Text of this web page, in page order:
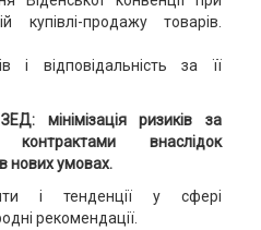
купівлі-продажу товарів.
і відповідальність за її
мінімізація ризиків за
контрактами внаслідок
нових умовах.
і тенденції у сфері
рекомендації.